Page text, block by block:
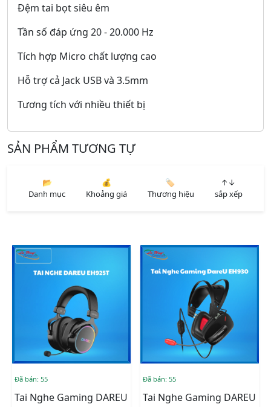
Đệm tai bọt siêu êm
Tần số đáp ứng 20 - 20.000 Hz
Tích hợp Micro chất lượng cao
Hỗ trợ cả Jack USB và 3.5mm
Tương tích với nhiều thiết bị
SẢN PHẨM TƯƠNG TỰ
📂
Danh mục
💰
Khoảng giá
🏷️
Thương hiệu
↑↓
sắp xếp
Đã bán: 55
Tai Nghe Gaming DAREU
Đã bán: 55
Tai Nghe Gaming DAREU